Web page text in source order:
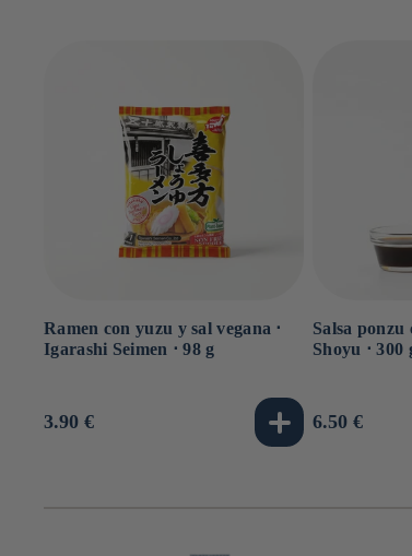
Ramen con yuzu y sal vegana ⋅
Igarashi Seimen ⋅ 98 g
Precio
3.90 €
Salsa ponzu
Shoyu ⋅ 300
Precio
6.50 €